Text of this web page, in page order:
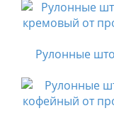
Рулонные